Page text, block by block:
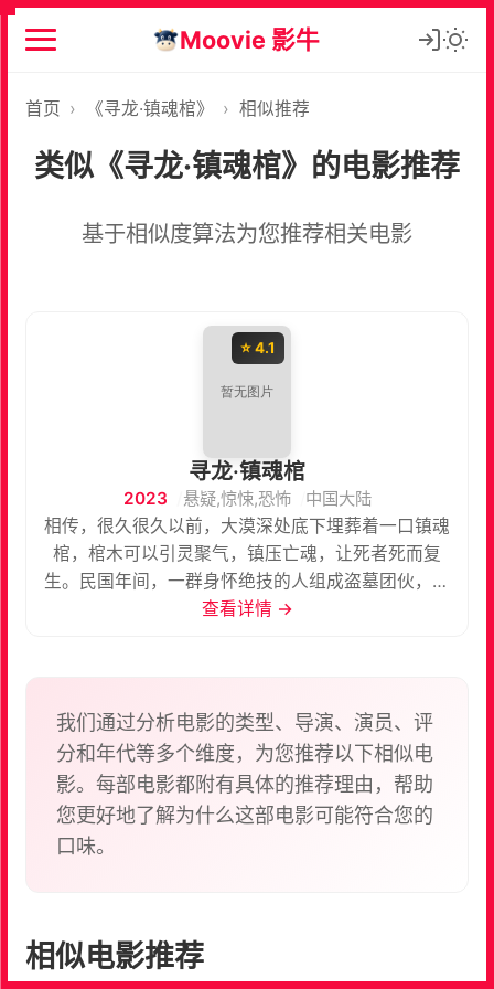
Moovie 影牛
首页 › 《寻龙·镇魂棺》 › 相似推荐
类似《寻龙·镇魂棺》的电影推荐
基于相似度算法为您推荐相关电影
⭐ 4.1
寻龙·镇魂棺
2023 悬疑,惊悚,恐怖
中国大陆
相传，很久很久以前，大漠深处底下埋葬着一口镇魂
棺，棺木可以引灵聚气，镇压亡魂，让死者死而复
生。民国年间，一群身怀绝技的人组成盗墓团伙，带
着一张古老的地图前往大漠深处寻找传说中的镇魂
查看详情 →
我们通过分析电影的类型、导演、演员、评
分和年代等多个维度，为您推荐以下相似电
影。每部电影都附有具体的推荐理由，帮助
您更好地了解为什么这部电影可能符合您的
口味。
相似电影推荐